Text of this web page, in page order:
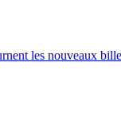
les nouveaux